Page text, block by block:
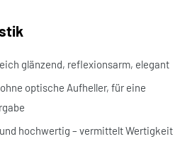
glänzend, reflexionsarm, elegant
optische Aufheller, für eine
hochwertig – vermittelt Wertigkeit